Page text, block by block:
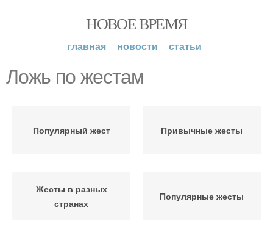
НОВОЕ ВРЕМЯ
главная новости статьи
Ложь по жестам
Популярный жест Привычные жесты
Жесты в разных
странах
Популярные жесты